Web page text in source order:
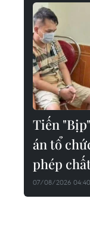
Tiến
án tổ
phép
07/08/2026 04:40